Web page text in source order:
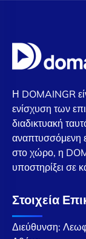
Η DOMAINGR
ενίσχυση των
διαδικτυακή
αναπτυσσόμενη
στο χώρο, η
υποστηρίξει σε
Στοιχεία
Διεύθυνση: